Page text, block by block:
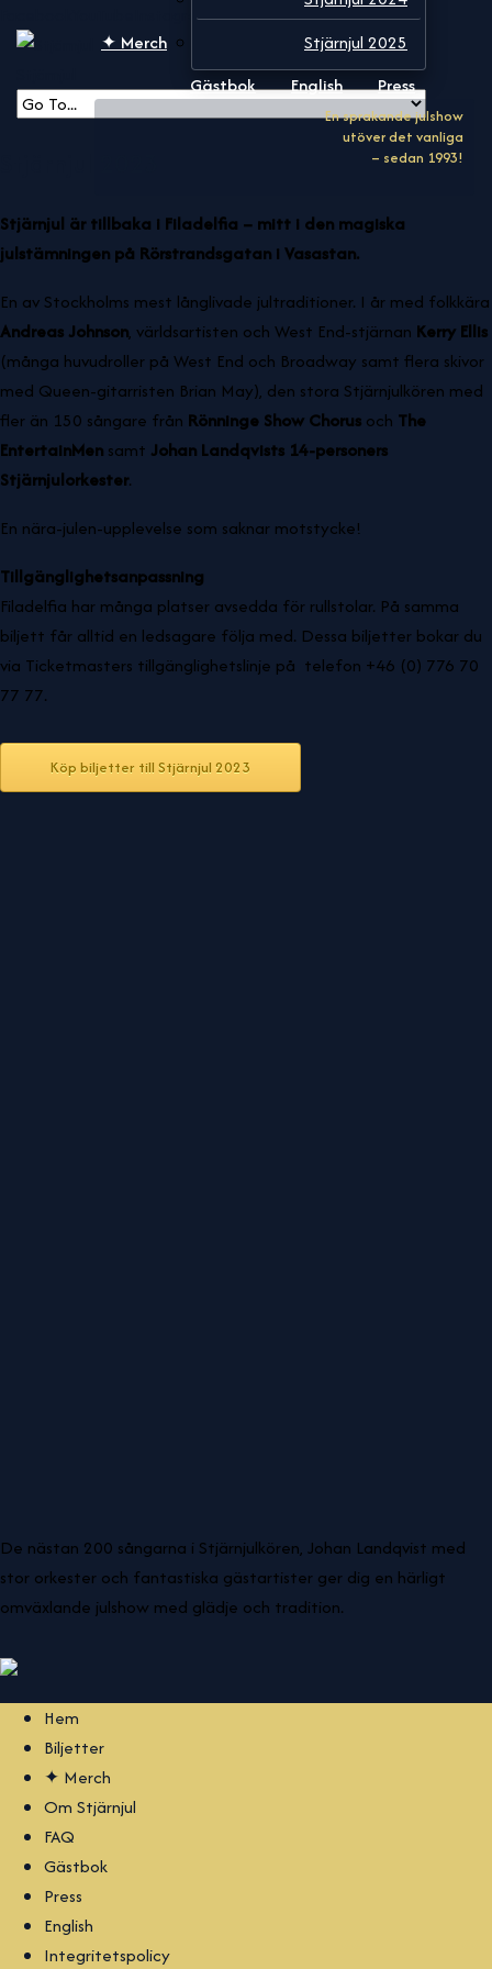
Instagram
✦ Merch
Stjärnjul 2025
Gästbok
English Press
Stjärnjul är tillbaka i Filadelfia – mitt i den magiska
julstämningen på Rörstrandsgatan i Vasastan.
En av Stockholms mest långlivade jultraditioner. I år med folkkära
Andreas Johnson, världsartisten och West End-stjärnan Kerry Ellis
(många huvudroller på West End och Broadway samt flera skivor
med Queen-gitarristen Brian May), den stora Stjärnjulkören med
fler än 150 sångare från Rönninge Show Chorus och The
EntertainMen samt Johan Landqvists 14-personers
Stjärnjulorkester.
En nära-julen-upplevelse som saknar motstycke!
Tillgänglighetsanpassning
Filadelfia har många platser avsedda för rullstolar. På samma
biljett får alltid en ledsagare följa med. Dessa biljetter bokar du
via Ticketmasters tillgänglighetslinje på telefon +46 (0) 776 70
77 77.
Köp biljetter till Stjärnjul 2023
De nästan 200 sångarna i Stjärnjulkören, Johan Landqvist med
stor orkester och fantastiska gästartister ger dig en härligt
omväxlande julshow med glädje och tradition.
Hem
Biljetter
✦ Merch
Om Stjärnjul
FAQ
Gästbok
Press
English
Integritetspolicy